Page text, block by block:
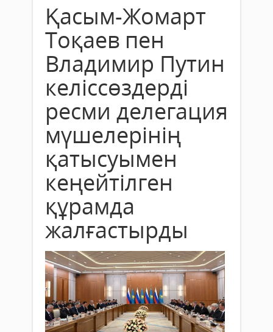
Қасым-Жомарт
Тоқаев пен
Владимир Путин
келіссөздерді
ресми делегация
мүшелерінің
қатысуымен
кеңейтілген
құрамда
жалғастырды